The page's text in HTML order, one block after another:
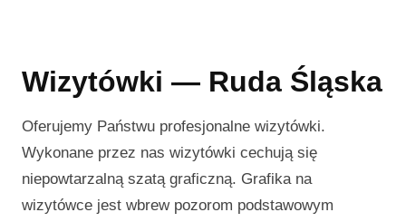
Wizytówki — Ruda Śląska
Oferujemy Państwu profesjonalne wizytówki.
Wykonane przez nas wizytówki cechują się
niepowtarzalną szatą graficzną. Grafika na
wizytówce jest wbrew pozorom podstawowym